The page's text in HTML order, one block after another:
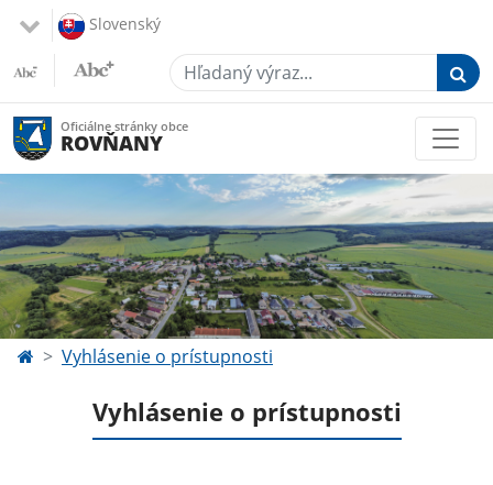
Slovenský
Hľadaný výraz...
Oficiálne stránky obce
ROVŇANY
Vyhlásenie o prístupnosti
Vyhlásenie o prístupnosti